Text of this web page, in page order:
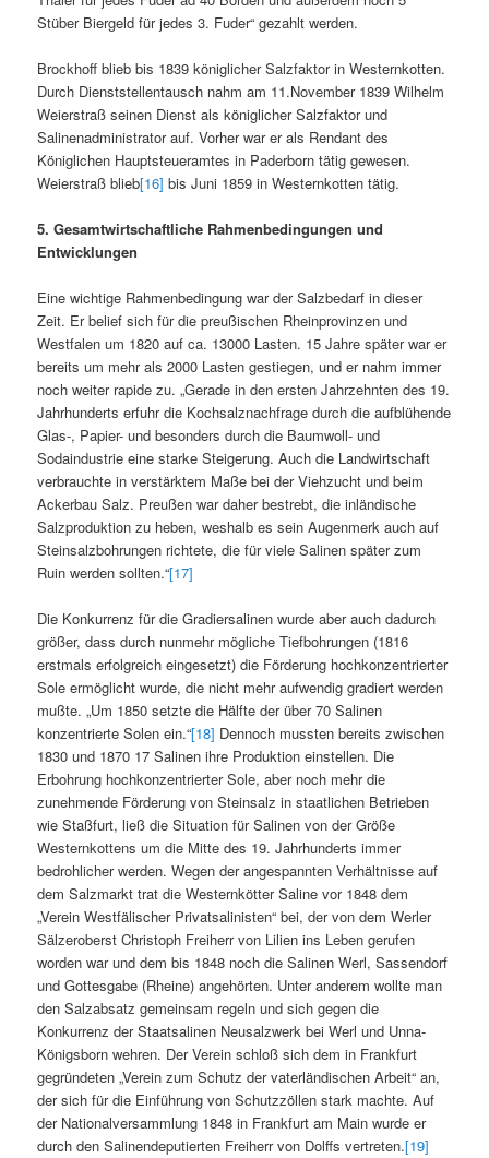
Stüber Biergeld für jedes 3. Fuder“ gezahlt werden.
Brockhoff blieb bis 1839 königlicher Salzfaktor in Westernkotten.
Durch Dienststellentausch nahm am 11.November 1839 Wilhelm
Weierstraß seinen Dienst als königlicher Salzfaktor und
Salinenadministrator auf. Vorher war er als Rendant des
Königlichen Hauptsteueramtes in Paderborn tätig gewesen.
Weierstraß blieb[16] bis Juni 1859 in Westernkotten tätig.
5. Gesamtwirtschaftliche Rahmenbedingungen und
Entwicklungen
Eine wichtige Rahmenbedingung war der Salzbedarf in dieser
Zeit. Er belief sich für die preußischen Rheinprovinzen und
Westfalen um 1820 auf ca. 13000 Lasten. 15 Jahre später war er
bereits um mehr als 2000 Lasten gestiegen, und er nahm immer
noch weiter rapide zu. „Gerade in den ersten Jahrzehnten des 19.
Jahrhunderts erfuhr die Kochsalznachfrage durch die aufblühende
Glas-, Papier- und besonders durch die Baumwoll- und
Sodaindustrie eine starke Steigerung. Auch die Landwirtschaft
verbrauchte in verstärktem Maße bei der Viehzucht und beim
Ackerbau Salz. Preußen war daher bestrebt, die inländische
Salzproduktion zu heben, weshalb es sein Augenmerk auch auf
Steinsalzbohrungen richtete, die für viele Salinen später zum
Ruin werden sollten.“[17]
Die Konkurrenz für die Gradiersalinen wurde aber auch dadurch
größer, dass durch nunmehr mögliche Tiefbohrungen (1816
erstmals erfolgreich eingesetzt) die Förderung hochkonzentrierter
Sole ermöglicht wurde, die nicht mehr aufwendig gradiert werden
mußte. „Um 1850 setzte die Hälfte der über 70 Salinen
konzentrierte Solen ein.“[18] Dennoch mussten bereits zwischen
1830 und 1870 17 Salinen ihre Produktion einstellen. Die
Erbohrung hochkonzentrierter Sole, aber noch mehr die
zunehmende Förderung von Steinsalz in staatlichen Betrieben
wie Staßfurt, ließ die Situation für Salinen von der Größe
Westernkottens um die Mitte des 19. Jahrhunderts immer
bedrohlicher werden. Wegen der angespannten Verhältnisse auf
dem Salzmarkt trat die Westernkötter Saline vor 1848 dem
„Verein Westfälischer Privatsalinisten“ bei, der von dem Werler
Sälzeroberst Christoph Freiherr von Lilien ins Leben gerufen
worden war und dem bis 1848 noch die Salinen Werl, Sassendorf
und Gottesgabe (Rheine) angehörten. Unter anderem wollte man
den Salzabsatz gemeinsam regeln und sich gegen die
Konkurrenz der Staatsalinen Neusalzwerk bei Werl und Unna-
Königsborn wehren. Der Verein schloß sich dem in Frankfurt
gegründeten „Verein zum Schutz der vaterländischen Arbeit“ an,
der sich für die Einführung von Schutzzöllen stark machte. Auf
der Nationalversammlung 1848 in Frankfurt am Main wurde er
durch den Salinendeputierten Freiherr von Dolffs vertreten.[19]